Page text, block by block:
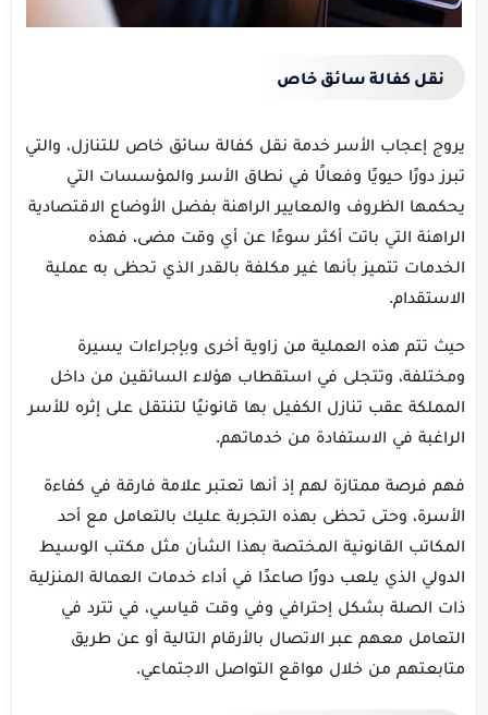
نقل كفالة سائق خاص
يروج إعجاب الأسر خدمة نقل كفالة سائق خاص للتنازل، والتي
تبرز دورًا حيويًا وفعالًا في نطاق الأسر والمؤسسات التي
يحكمها الظروف والمعايير الراهنة بفضل الأوضاع الاقتصادية
الراهنة التي باتت أكثر سوءًا عن أي وقت مضى، فهذه
الخدمات تتميز بأنها غير مكلفة بالقدر الذي تحظى به عملية
الاستقدام.
حيث تتم هذه العملية من زاوية أخرى وبإجراءات يسيرة
ومختلفة، وتتجلى في استقطاب هؤلاء السائقين من داخل
المملكة عقب تنازل الكفيل بها قانونيًا لتنتقل على إثره للأسر
الراغبة في الاستفادة من خدماتهم.
فهم فرصة ممتازة لهم إذ أنها تعتبر علامة فارقة في كفاءة
الأسرة، وحتى تحظى بهذه التجربة عليك بالتعامل مع أحد
المكاتب القانونية المختصة بهذا الشأن مثل مكتب الوسيط
الدولي الذي يلعب دورًا صاعدًا في أداء خدمات العمالة المنزلية
ذات الصلة بشكل إحترافي وفي وقت قياسي، في تترد في
التعامل معهم عبر الاتصال بالأرقام التالية أو عن طريق
متابعتهم من خلال مواقع التواصل الاجتماعي.